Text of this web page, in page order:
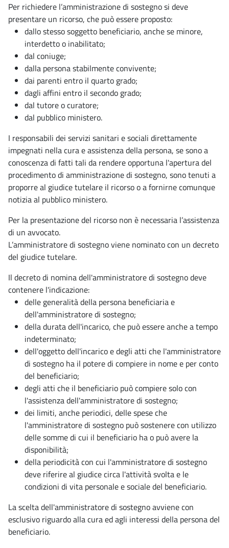
Per richiedere l’amministrazione di sostegno si deve
presentare un ricorso, che può essere proposto:
dallo stesso soggetto beneficiario, anche se minore,
interdetto o inabilitato;
dal coniuge;
dalla persona stabilmente convivente;
dai parenti entro il quarto grado;
dagli affini entro il secondo grado;
dal tutore o curatore;
dal pubblico ministero.
I responsabili dei servizi sanitari e sociali direttamente
impegnati nella cura e assistenza della persona, se sono a
conoscenza di fatti tali da rendere opportuna l'apertura del
procedimento di amministrazione di sostegno, sono tenuti a
proporre al giudice tutelare il ricorso o a fornirne comunque
notizia al pubblico ministero.
Per la presentazione del ricorso non è necessaria l’assistenza
di un avvocato.
L’amministratore di sostegno viene nominato con un decreto
del giudice tutelare.
Il decreto di nomina dell'amministratore di sostegno deve
contenere l'indicazione:
delle generalità della persona beneficiaria e
dell'amministratore di sostegno;
della durata dell'incarico, che può essere anche a tempo
indeterminato;
dell'oggetto dell'incarico e degli atti che l'amministratore
di sostegno ha il potere di compiere in nome e per conto
del beneficiario;
degli atti che il beneficiario può compiere solo con
l'assistenza dell'amministratore di sostegno;
dei limiti, anche periodici, delle spese che
l'amministratore di sostegno può sostenere con utilizzo
delle somme di cui il beneficiario ha o può avere la
disponibilità;
della periodicità con cui l'amministratore di sostegno
deve riferire al giudice circa l'attività svolta e le
condizioni di vita personale e sociale del beneficiario.
La scelta dell'amministratore di sostegno avviene con
esclusivo riguardo alla cura ed agli interessi della persona del
beneficiario.